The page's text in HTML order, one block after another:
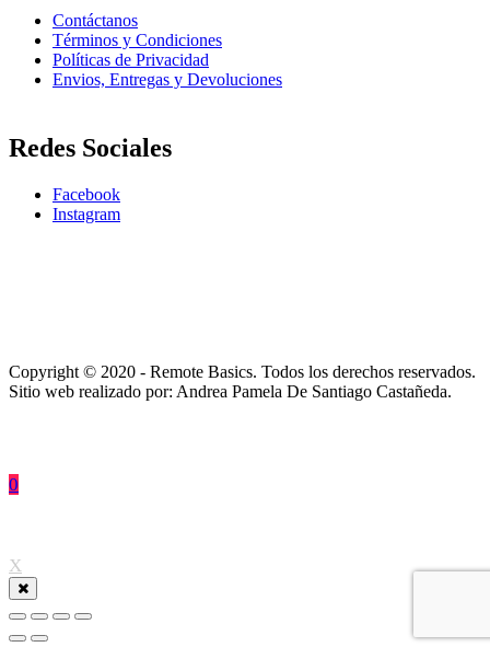
Contáctanos
Términos y Condiciones
Políticas de Privacidad
Envios, Entregas y Devoluciones
Redes Sociales
Facebook
Instagram
Copyright © 2020 - Remote Basics. Todos los derechos reservados.
Sitio web realizado por: Andrea Pamela De Santiago Castañeda.
0
X